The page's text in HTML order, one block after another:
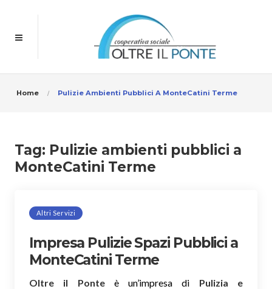
Home Pulizie Ambienti Pubblici A MonteCatini Terme
Tag: Pulizie ambienti pubblici a
MonteCatini Terme
Altri Servizi
Impresa Pulizie Spazi Pubblici a
MonteCatini Terme
Oltre il Ponteè un’impresa di Pulizia e